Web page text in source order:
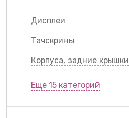
Дисплеи
Тачскрины
Корпуса, задние крышки
Еще 15 категорий